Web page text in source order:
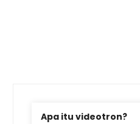
Apa itu videotron?